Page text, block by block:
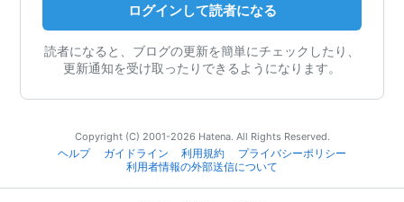
ログインして読者になる
読者になると、ブログの更新を簡単にチェックしたり、
更新通知を受け取ったりできるようになります。
Copyright (C) 2001-2026 Hatena. All Rights Reserved.
ヘルプ
ガイドライン 利用規約
プライバシーポリシー
利用者情報の外部送信について